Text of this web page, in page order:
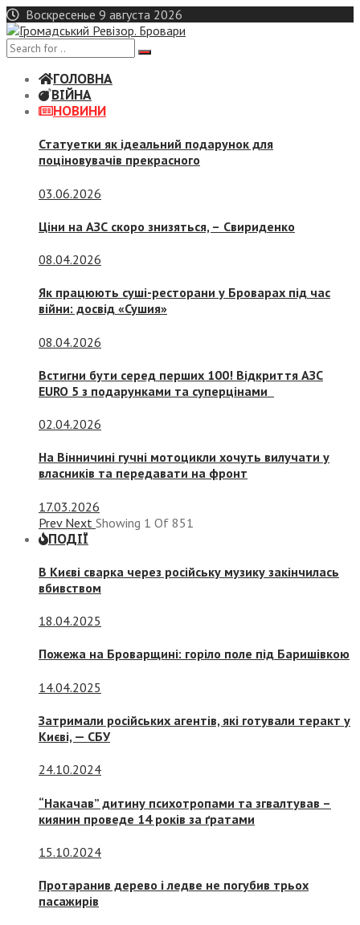
Skip
to
content
Воскресенье 9 августа 2026
ГОЛОВНА
ВІЙНА
НОВИНИ
Статуетки як ідеальний подарунок для
поціновувачів прекрасного
03.06.2026
Ціни на АЗС скоро знизяться, – Свириденко
08.04.2026
Як працюють суші-ресторани у Броварах під час
війни: досвід «Сушия»
08.04.2026
Встигни бути серед перших 100! Відкриття АЗС
EURO 5 з подарунками та суперцінами
02.04.2026
На Вінничині гучні мотоцикли хочуть вилучати у
власників та передавати на фронт
17.03.2026
Prev Next Showing 1 Of 851
ПОДІЇ
В Києві сварка через російську музику закінчилась
вбивством
18.04.2025
Пожежа на Броварщині: горіло поле під Баришівкою
14.04.2025
Затримали російських агентів, які готували теракт у
Києві, — СБУ
24.10.2024
“Накачав” дитину психотропами та згвалтував –
киянин проведе 14 років за ґратами
15.10.2024
Протаранив дерево і ледве не погубив трьох
пасажирів